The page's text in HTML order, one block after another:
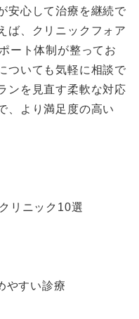
安心して治療を継続で
ば、クリニックフォア
ート体制が整ってお
ついても気軽に相談で
ンを見直す柔軟な対応
、より満足度の高い
リニック10選
やすい診療